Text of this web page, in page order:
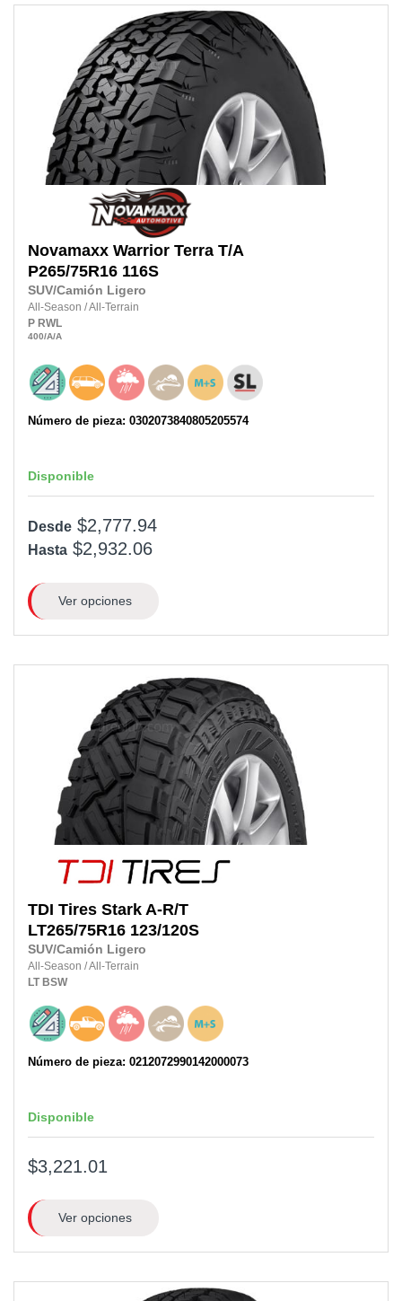
Novamaxx Warrior Terra T/A
P265/75R16 116S
SUV/Camión Ligero
All-Season /All-Terrain
P RWL
400/A/A
Número de pieza: 0302073840805205574
Disponible
Desde $2,777.94
Hasta $2,932.06
Ver opciones
TDI Tires Stark A-R/T
LT265/75R16 123/120S
SUV/Camión Ligero
All-Season /All-Terrain
LT BSW
Número de pieza: 0212072990142000073
Disponible
$3,221.01
Ver opciones